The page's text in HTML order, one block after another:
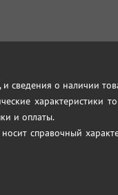
и сведения о наличии
характеристики
и оплаты.
справочный